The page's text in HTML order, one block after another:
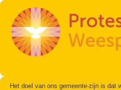
Het doel van ons gemeente-zijn is dat